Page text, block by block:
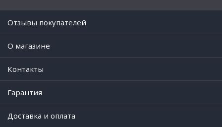
Отзывы покупателей
O магазине
Контакты
Гарантия
Доставка и оплата